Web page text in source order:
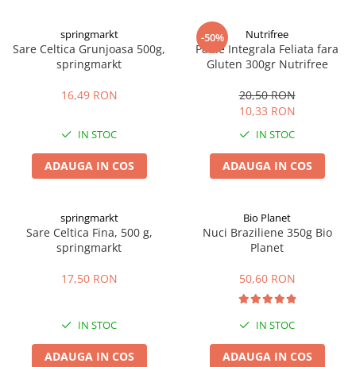
Imunitate
Memorie
Produse sanatate sexuala
Produse pentru Ea
Produse pentru sportivi
Suplimente fitness
Batoane proteice
Pentru antrenament
Mama si copilul
Sarcina si alaptare
Produse instant
Atelierul de cafea si ceaiuri
Ceaiuri simple
Ceaiuri medicinale compuse
Ceaiuri Maté
Cafea verde
Alte produse din Cocos
springmarkt
Sare Celtica Grunjoasa 500g,
springmarkt
16,49 RON
IN STOC
ADAUGA IN COS
-50% Nutrifree
Paine Integrala Feliata fara
Gluten 300gr Nutrifree
20,50 RON
10,33 RON
IN STOC
ADAUGA IN COS
springmarkt
Sare Celtica Fina, 500 g,
springmarkt
17,50 RON
IN STOC
ADAUGA IN COS
Bio Planet
Nuci Braziliene 350g Bio
Planet
50,60 RON
IN STOC
ADAUGA IN COS